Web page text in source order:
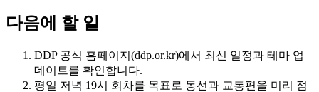
다음에 할 일
DDP 공식 홈페이지(ddp.or.kr)에서 최신 일정과 테마 업
데이트를 확인합니다.
평일 저녁 19시 회차를 목표로 동선과 교통편을 미리 점